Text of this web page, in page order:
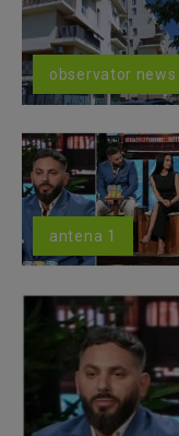
observator news
antena 1